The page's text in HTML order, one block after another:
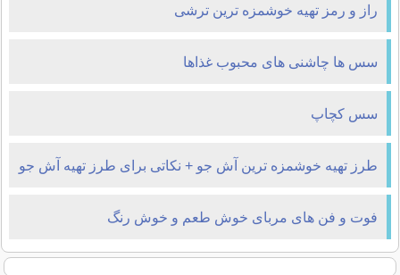
راز و رمز تهیه خوشمزه ترین ترشی
سس ها چاشنی های محبوب غذاها
سس کچاپ
طرز تهیه خوشمزه ترین آش جو + نکاتی برای طرز تهیه آش جو
فوت و فن های مربای خوش طعم و خوش رنگ